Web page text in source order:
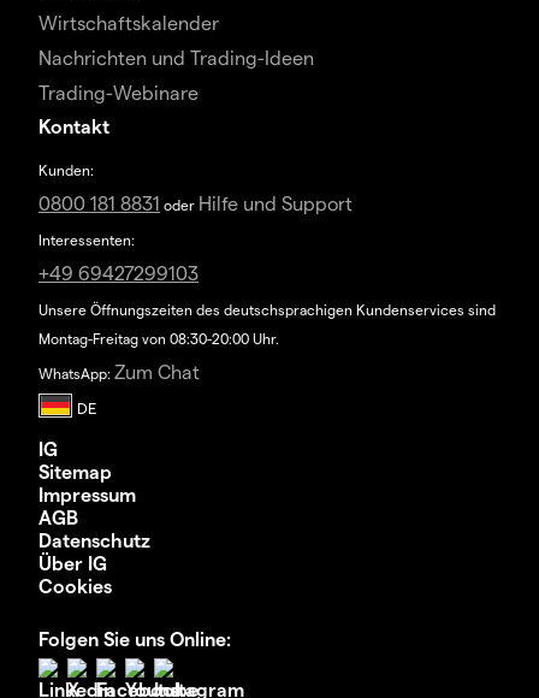
Wirtschaftskalender
Nachrichten und Trading-Ideen
Trading-Webinare
Kontakt
Kunden:
0800 181 8831 oder Hilfe und Support
Interessenten:
+49 69427299103
Unsere Öffnungszeiten des deutschsprachigen Kundenservices sind
Montag-Freitag von 08:30-20:00 Uhr.
WhatsApp: Zum Chat
IG
Sitemap
Impressum
AGB
Datenschutz
Über IG
Cookies
Folgen Sie uns Online: